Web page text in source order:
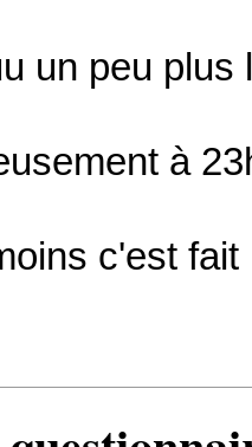
un peu
à
c'est